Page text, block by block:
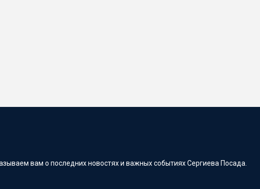
вам о последних новостях и важных событиях Сергиева Посада.